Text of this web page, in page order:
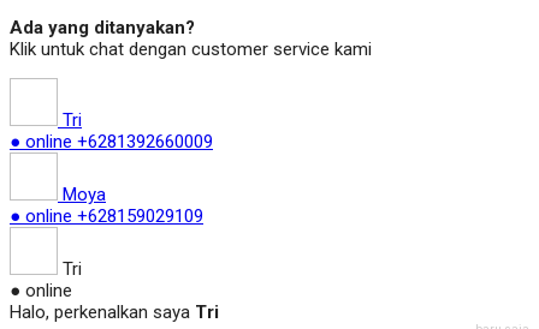
Ada yang ditanyakan?
Klik untuk chat dengan customer service kami
Tri
● online +6281392660009
Moya
● online +628159029109
Tri
● online
Halo, perkenalkan saya Tri